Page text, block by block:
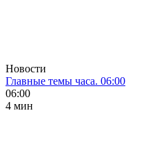
Новости
Главные темы часа. 06:00
06:00
4 мин